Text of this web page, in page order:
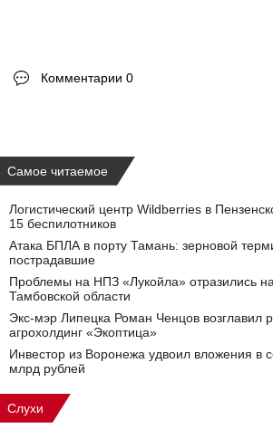
Комментарии 0
Самое читаемое
Логистический центр Wildberries в
15 беспилотников
Атака БПЛА в порту Тамань: зерновой
пострадавшие
Проблемы на НПЗ «Лукойла» отразились
Тамбовской области
Экс-мэр Липецка Роман Ченцов возглавил
агрохолдинг «Экоптица»
Инвестор из Воронежа удвоил вложения в
млрд рублей
Слухи